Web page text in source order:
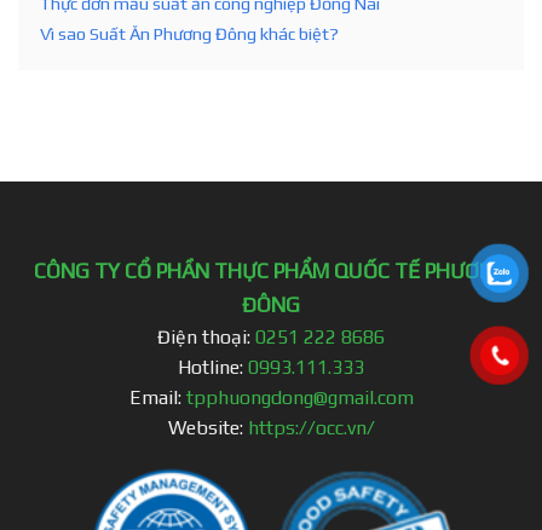
Vì sao Suất Ăn Phương Đông khác biệt?
CÔNG TY CỔ PHẦN THỰC PHẨM QUỐC TẾ PHƯƠNG
ĐÔNG
Điện thoại: 0251 222 8686
Hotline: 0993.111.333
Email: tpphuongdong@gmail.com
Website: https://occ.vn/